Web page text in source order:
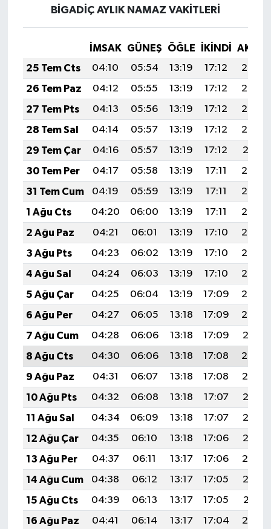
BİGADİÇ AYLIK NAMAZ VAKITLERI
İMSAK GÜNEŞ ÖĞLE İKINDI
25 Tem Cts
04:10 05:54 13:19 17:12
20:34
26 Tem Paz
04:12 05:55 13:19 17:12
20:33
27 Tem Pts
04:13 05:56 13:19 17:12
20:33
28 Tem Sal
04:14 05:57 13:19 17:12
20:32
29 Tem Çar
04:16 05:57 13:19 17:12
20:31
30 Tem Per
04:17 05:58 13:19 17:11
20:30
31 Tem Cum
04:19 05:59 13:19 17:11
20:29
1 Ağu Cts
04:20 06:00 13:19 17:11
20:28
2 Ağu Paz
04:21 06:01 13:19 17:10
20:27
3 Ağu Pts
04:23 06:02 13:19 17:10
20:26
4 Ağu Sal
04:24 06:03 13:19 17:10
20:25
5 Ağu Çar
04:25 06:04 13:19 17:09
20:23
6 Ağu Per
04:27 06:05 13:18 17:09
20:22
7 Ağu Cum
04:28 06:06 13:18 17:09
20:21
8 Ağu Cts
04:30 06:06 13:18 17:08
20:20
9 Ağu Paz
04:31 06:07 13:18 17:08
20:19
10 Ağu Pts
04:32 06:08 13:18 17:07
20:18
11 Ağu Sal
04:34 06:09 13:18 17:07
20:16
12 Ağu Çar
04:35 06:10 13:18 17:06
20:15
13 Ağu Per
04:37 06:11 13:17 17:06
20:14
14 Ağu Cum
04:38 06:12 13:17 17:05
20:13
15 Ağu Cts
04:39 06:13 13:17 17:05
20:11
16 Ağu Paz
04:41 06:14 13:17 17:04
20:10